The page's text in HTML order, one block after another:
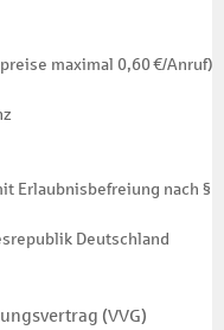
maximal 0,60 €/Anruf)
Erlaubnisbefreiung nach §
Deutschland
(VVG)